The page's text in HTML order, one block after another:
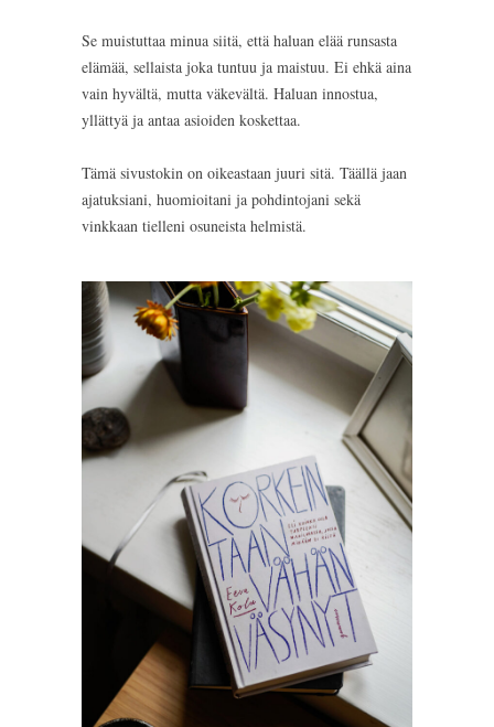
Se muistuttaa minua siitä, että haluan elää runsasta
elämää, sellaista joka tuntuu ja maistuu. Ei ehkä aina
vain hyvältä, mutta väkevältä. Haluan innostua,
yllättyä ja antaa asioiden koskettaa.
Tämä sivustokin on oikeastaan juuri sitä. Täällä jaan
ajatuksiani, huomioitani ja pohdintojani sekä
vinkkaan tielleni osuneista helmistä.